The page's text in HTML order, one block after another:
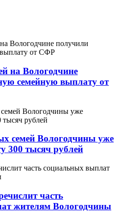
на Вологодчине
семейную выплату от
семей Вологодчины уже
300 тысяч рублей
часть
жителям Вологодчины